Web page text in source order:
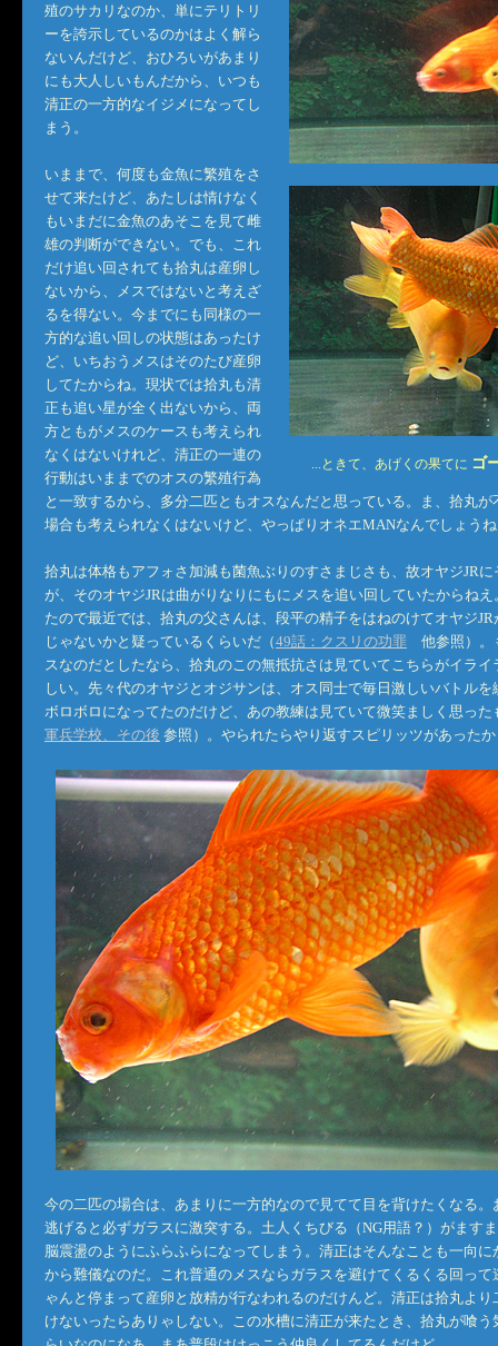
...ときて、あげくの果てに ゴ
殖のサカリなのか、単にテリトリ
ーを誇示しているのかはよく解ら
ないんだけど、おひろいがあまり
にも大人しいもんだから、いつも
清正の一方的なイジメになってし
まう。
いままで、何度も金魚に繁殖をさ
せて来たけど、あたしは情けなく
もいまだに金魚のあそこを見て雌
雄の判断ができない。でも、これ
だけ追い回されても拾丸は産卵し
ないから、メスではないと考えざ
るを得ない。今までにも同様の一
方的な追い回しの状態はあったけ
ど、いちおうメスはそのたび産卵
してたからね。現状では拾丸も清
正も追い星が全く出ないから、両
方ともがメスのケースも考えられ
なくはないけれど、清正の一連の
行動はいままでのオスの繁殖行為
と一致するから、多分二匹ともオスなんだと思っている。ま、拾丸
場合も考えられなくはないけど、やっぱりオネエMANなんでしょう
拾丸は体格もアフォさ加減も菌魚ぶりのすさまじさも、故オヤジJR
が、そのオヤジJRは曲がりなりにもにメスを追い回していたからね
たので最近では、拾丸の父さんは、段平の精子をはねのけてオヤジ
じゃないかと疑っているくらいだ（49話：クスリの功罪 他参照）。
スなのだとしたなら、拾丸のこの無抵抗さは見ていてこちらがイラ
しい。先々代のオヤジとオジサンは、オス同士で毎日激しいバトル
ボロボロになってたのだけど、あの教練は見ていて微笑ましく思った
軍兵学校、その後 参照）。やられたらやり返すスピリッツがあった
今の二匹の場合は、あまりに一方的なので見てて目を背けたくなる。
逃げると必ずガラスに激突する。土人くちびる（NG用語？）がます
脳震盪のようにふらふらになってしまう。清正はそんなことも一向
から難儀なのだ。これ普通のメスならガラスを避けてくるくる回って
ゃんと停まって産卵と放精が行なわれるのだけんど。清正は拾丸よ
けないったらありゃしない。この水槽に清正が来たとき、拾丸が喰